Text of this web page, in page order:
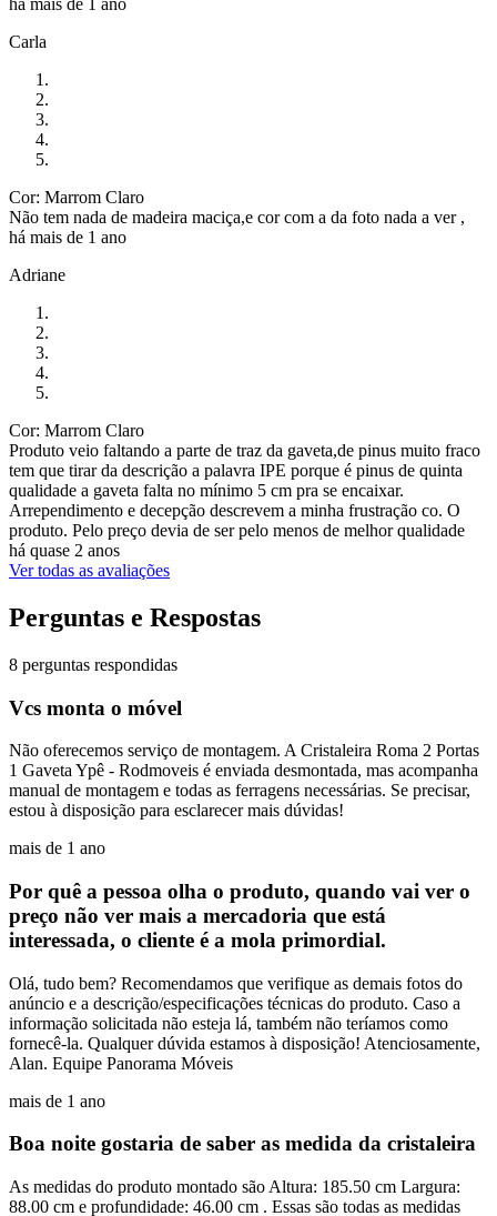
há mais de 1 ano
Carla
Cor: Marrom Claro
Não tem nada de madeira maciça,e cor com a da foto nada a ver ,
há mais de 1 ano
Adriane
Cor: Marrom Claro
Produto veio faltando a parte de traz da gaveta,de pinus muito fraco
tem que tirar da descrição a palavra IPE porque é pinus de quinta
qualidade a gaveta falta no mínimo 5 cm pra se encaixar.
Arrependimento e decepção descrevem a minha frustração co. O
produto. Pelo preço devia de ser pelo menos de melhor qualidade
há quase 2 anos
Ver todas as avaliações
Perguntas e Respostas
8 perguntas respondidas
Vcs monta o móvel
Não oferecemos serviço de montagem. A Cristaleira Roma 2 Portas
1 Gaveta Ypê - Rodmoveis é enviada desmontada, mas acompanha
manual de montagem e todas as ferragens necessárias. Se precisar,
estou à disposição para esclarecer mais dúvidas!
mais de 1 ano
Por quê a pessoa olha o produto, quando vai ver o
preço não ver mais a mercadoria que está
interessada, o cliente é a mola primordial.
Olá, tudo bem? Recomendamos que verifique as demais fotos do
anúncio e a descrição/especificações técnicas do produto. Caso a
informação solicitada não esteja lá, também não teríamos como
fornecê-la. Qualquer dúvida estamos à disposição! Atenciosamente,
Alan. Equipe Panorama Móveis
mais de 1 ano
Boa noite gostaria de saber as medida da cristaleira
As medidas do produto montado são Altura: 185.50 cm Largura:
88.00 cm e profundidade: 46.00 cm . Essas são todas as medidas